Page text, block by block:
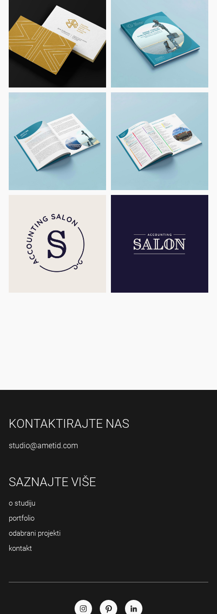
KONTAKTIRAJTE NAS
studio@ametid.com
SAZNAJTE VIŠE
o studiju
portfolio
odabrani projekti
kontakt